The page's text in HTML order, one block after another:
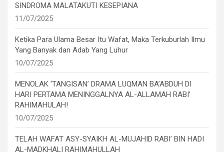
SINDROMA MALATAKUTI KESEPIANA
11/07/2025
Ketika Para Ulama Besar Itu Wafat, Maka Terkuburlah Ilmu
Yang Banyak dan Adab Yang Luhur
10/07/2025
MENOLAK ‘TANGISAN’ DRAMA LUQMAN BA’ABDUH DI
HARI PERTAMA MENINGGALNYA AL-ALLAMAH RABI’
RAHIMAHULAH!
10/07/2025
TELAH WAFAT ASY-SYAIKH AL-MUJAHID RABI’ BIN HADI
AL-MADKHALI RAHIMAHULLAH